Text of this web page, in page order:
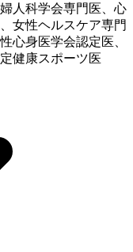
人科学会専門医、心
女性ヘルスケア専門
心身医学会認定医、
健康スポーツ医